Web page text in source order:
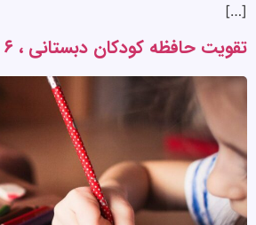
[…]
تقویت حافظه کودکان دبستانی ، ۶ راهکار کاملا موثر